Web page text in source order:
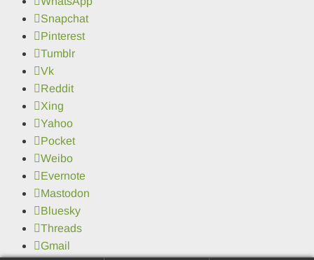
Snapchat
Pinterest
Tumblr
Vk
Reddit
Xing
Yahoo
Pocket
Weibo
Evernote
Mastodon
Bluesky
Threads
Gmail